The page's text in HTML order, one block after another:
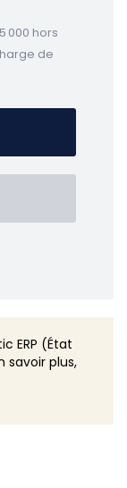
000 hors
de
ERP (État
savoir plus,